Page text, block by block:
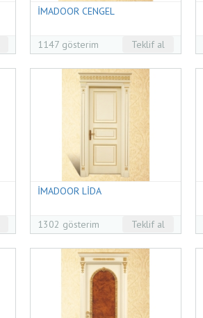
İMADOOR CENGEL
1147 gösterim Teklif al
İMADOOR LİDA
1302 gösterim Teklif al